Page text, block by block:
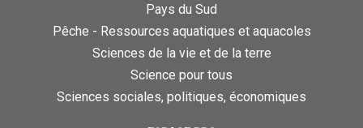
Pays du Sud
Pêche - Ressources aquatiques et aquacoles
Sciences de la vie et de la terre
Science pour tous
Sciences sociales, politiques, économiques